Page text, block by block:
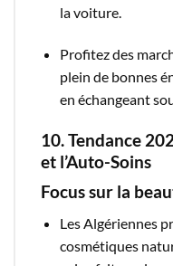
la voiture.
Profitez des
plein de bonnes
en échangeant
10. Tendance
et l’Auto-Soins
Focus sur la
Les Algériennes
cosmétiques